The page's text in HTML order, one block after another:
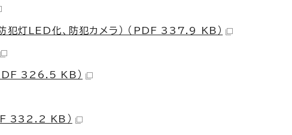
犯灯LED化、防犯カメラ） （PDF 337.9 KB）
326.5 KB）
332.2 KB）